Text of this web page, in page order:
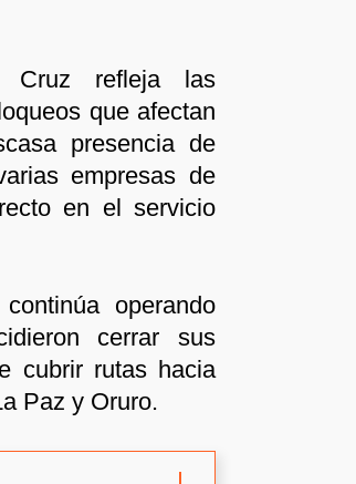
Cruz refleja las
que afectan
presencia de
empresas de
en el servicio
operando
cerrar sus
cubrir rutas hacia
Paz y Oruro.